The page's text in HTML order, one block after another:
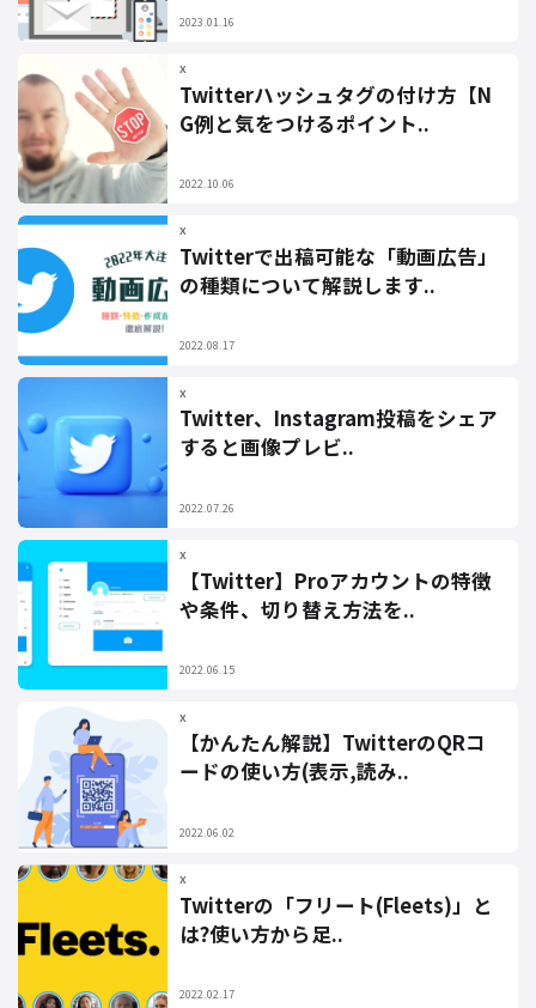
2023.01.16
X
Twitterハッシュタグの付け方【N
G例と気をつけるポイント..
2022.10.06
X
Twitterで出稿可能な「動画広告」
の種類について解説します..
2022.08.17
X
Twitter、Instagram投稿をシェア
すると画像プレビ..
2022.07.26
X
【Twitter】Proアカウントの特徴
や条件、切り替え方法を..
2022.06.15
X
【かんたん解説】TwitterのQRコ
ードの使い方(表示,読み..
2022.06.02
X
Twitterの「フリート(Fleets)」と
は?使い方から足..
2022.02.17